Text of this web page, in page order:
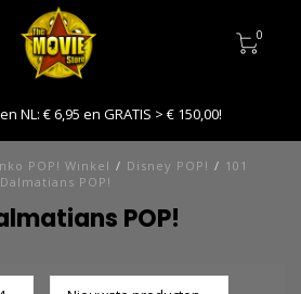
0
NL: € 6,95 en GRATIS > € 150,00!
POP! Winkel / Disney POP! / 101
Dalmatians POP!
POP!